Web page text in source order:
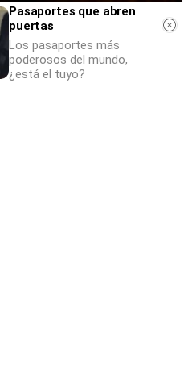
Pasaportes que abren
puertas
Los pasaportes más
poderosos del mundo,
¿está el tuyo?